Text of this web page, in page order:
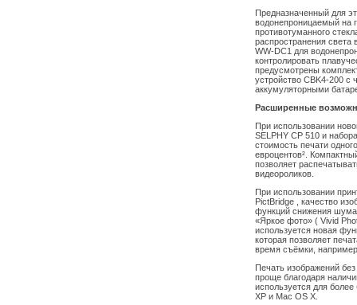
Предназначенный для
водонепроницаемый на
противотуманного
распространения
WW-DC1 для
контролировать
предусмотрены
устройство CBK4-200 с
аккумуляторными
Расширенные
При использовании
SELPHY CP 510 и
стоимость печати
евроцентов².
позволяет
видеороликов.
При использовании
PictBridge , качество
функций снижения
«Яркое фото» ( Vivid
используется новая
которая позволяет
время съёмки,
Печать изображений
проще благодаря
используется для
XP и Mac OS X.